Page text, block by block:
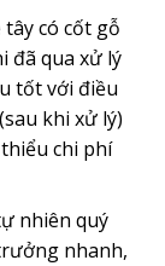
tây có cốt gỗ
đã qua xử lý
tốt với điều
khi xử lý)
chi phí
nhiên quý
nhanh,